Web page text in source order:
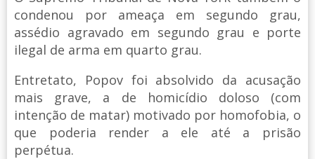
condenou por ameaça em segundo grau,
assédio agravado em segundo grau e porte
ilegal de arma em quarto grau.
Entretato, Popov foi absolvido da acusação
mais grave, a de homicídio doloso (com
intenção de matar) motivado por homofobia, o
que poderia render a ele até a prisão
perpétua.